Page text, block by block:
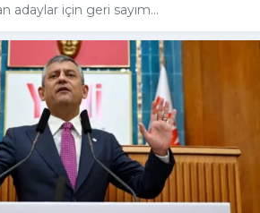
adaylar için geri sayım...